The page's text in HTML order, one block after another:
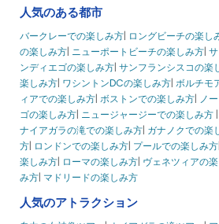
人気のある都市
バークレーでの楽しみ方| ロングビーチの楽し
の楽しみ方| ニューポートビーチの楽しみ方|
ンディエゴの楽しみ方| サンフランシスコの楽
楽しみ方| ワシントンDCの楽しみ方| ボルチモ
ィアでの楽しみ方| ボストンでの楽しみ方| ノ
ゴの楽しみ方| ニュージャージーでの楽しみ方 |
ナイアガラの滝での楽しみ方| ガナノクでの楽
方| ロンドンでの楽しみ方| プールでの楽しみ方
楽しみ方| ローマの楽しみ方| ヴェネツィアの
み方| マドリードの楽しみ方
人気のアトラクション